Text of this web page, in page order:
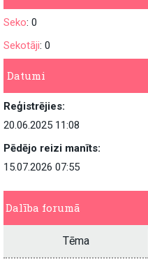
Seko: 0
Sekotāji: 0
Datumi
Reģistrējies:
20.06.2025 11:08
Pēdējo reizi manīts:
15.07.2026 07:55
Dalība forumā
Tēma